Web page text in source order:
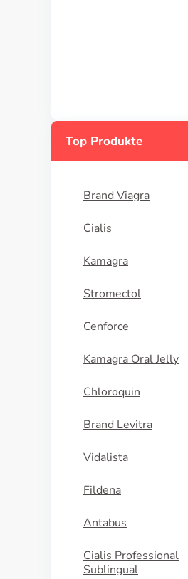
Top Produkte
Brand Viagra
Cialis
Kamagra
Stromectol
Cenforce
Kamagra Oral Jelly
Chloroquin
Brand Levitra
Vidalista
Fildena
Antabus
Cialis Professional
Sublingual